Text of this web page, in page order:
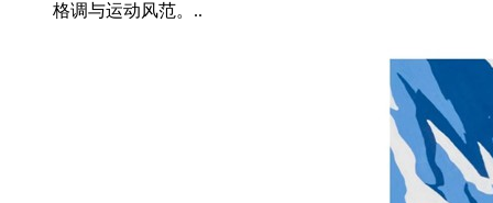
格调与运动风范。..